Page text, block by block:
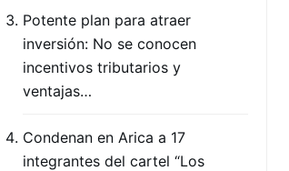
Potente plan para atraer
inversión: No se conocen
incentivos tributarios y
ventajas…
Condenan en Arica a 17
integrantes del cartel “Los